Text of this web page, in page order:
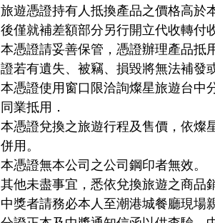
旅遊憑證持有人抵換產品之價格高於
後僅就補差額部分另行開立代收轉付
本憑證請妥善保管，憑證辦理產品抵
證若有遺失、被竊、損毀將無法補發
本憑證使用窗口限洽詢燦星旅遊台中
同業抵用．
本憑證兌換之旅遊行程及售價，依燦
併用。
本憑證無本公司之公司鋼印者無效。
其他未盡事宜，悉依兌換旅遊之商品
中獎者請務必本人至潮港城餐廳現場